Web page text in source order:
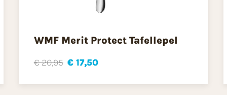
WMF Merit Protect Tafellepel
€ 20,95 € 17,50